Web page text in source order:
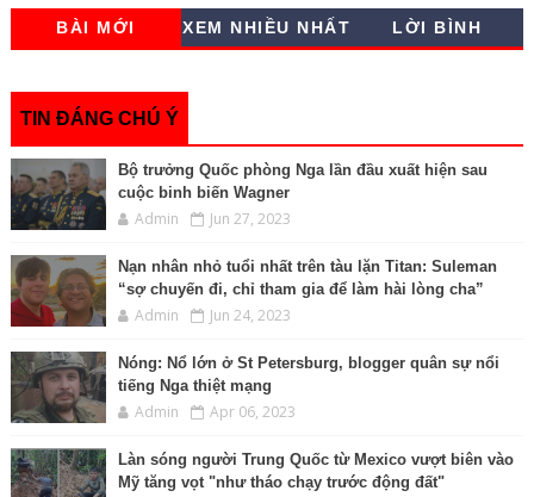
r
e
e
b
o
k
t
e
s
e
n
e
y
L
i
i
l
t
s
A
k
d
n
t
BÀI MỚI XEM NHIỀU NHẤT LỜI BÌNH
TIN ĐÁNG CHÚ Ý
Bộ trưởng Quốc phòng Nga lần đầu xuất hiện sau
cuộc binh biến Wagner
Admin Jun 27, 2023
Nạn nhân nhỏ tuổi nhất trên tàu lặn Titan: Suleman
“sợ chuyến đi, chỉ tham gia để làm hài lòng cha”
Admin Jun 24, 2023
Nóng: Nổ lớn ở St Petersburg, blogger quân sự nổi
tiếng Nga thiệt mạng
Admin Apr 06, 2023
Làn sóng người Trung Quốc từ Mexico vượt biên vào
Mỹ tăng vọt "như tháo chạy trước động đất"